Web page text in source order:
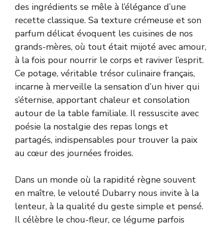
des ingrédients se mêle à l’élégance d’une
recette classique. Sa texture crémeuse et son
parfum délicat évoquent les cuisines de nos
grands-mères, où tout était mijoté avec amour,
à la fois pour nourrir le corps et raviver l’esprit.
Ce potage, véritable trésor culinaire français,
incarne à merveille la sensation d’un hiver qui
s’éternise, apportant chaleur et consolation
autour de la table familiale. Il ressuscite avec
poésie la nostalgie des repas longs et
partagés, indispensables pour trouver la paix
au cœur des journées froides.
Dans un monde où la rapidité règne souvent
en maître, le velouté Dubarry nous invite à la
lenteur, à la qualité du geste simple et pensé.
Il célèbre le chou-fleur, ce légume parfois